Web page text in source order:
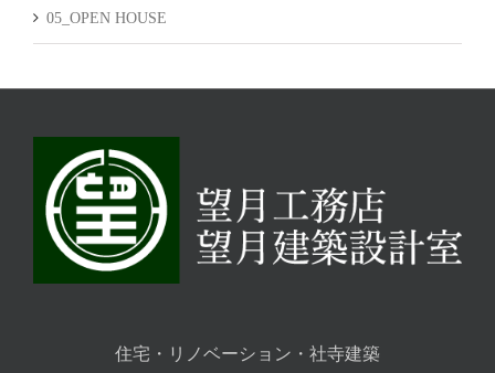
05_OPEN HOUSE
住宅・リノベーション・社寺建築